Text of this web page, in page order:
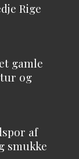
Rige
gamle
og
af
smukke